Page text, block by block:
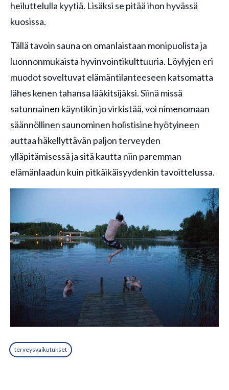
heiluttelulla kyytiä. Lisäksi se pitää ihon hyvässä
kuosissa.
Tällä tavoin sauna on omanlaistaan monipuolista ja
luonnonmukaista hyvinvointikulttuuria. Löylyjen eri
muodot soveltuvat elämäntilanteeseen katsomatta
lähes kenen tahansa lääkitsijäksi. Siinä missä
satunnainen käyntikin jo virkistää, voi nimenomaan
säännöllinen saunominen holistisine hyötyineen
auttaa häkellyttävän paljon terveyden
ylläpitämisessä ja sitä kautta niin paremman
elämänlaadun kuin pitkäikäisyydenkin tavoittelussa.
terveysvaikutukset